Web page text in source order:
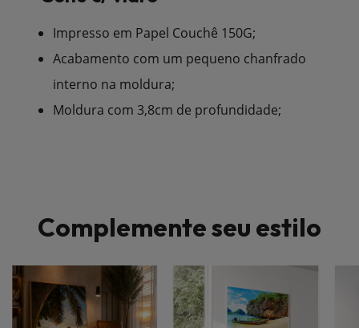
Impresso em Papel Couchê 150G;
Acabamento com um pequeno chanfrado
interno na moldura;
Moldura com 3,8cm de profundidade;
Complemente seu estilo